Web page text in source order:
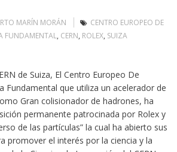
MARÍN MORÁN
CENTRO EUROPEO DE
FUNDAMENTAL, CERN, ROLEX, SUIZA
de Suiza, El Centro Europeo De
Fundamental que utiliza un acelerador de
Gran colisionador de hadrones, ha
permanente patrocinada por Rolex y
de las partículas” la cual ha abierto sus
promover el interés por la ciencia y la